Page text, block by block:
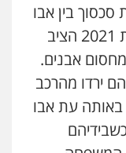
אסירים
סכסוך בין אבו
ואדי לבין המתלוננים, במהלך שנת 2021 הציב
אבנים.
ירדו מהרכב
באותה עת אבו